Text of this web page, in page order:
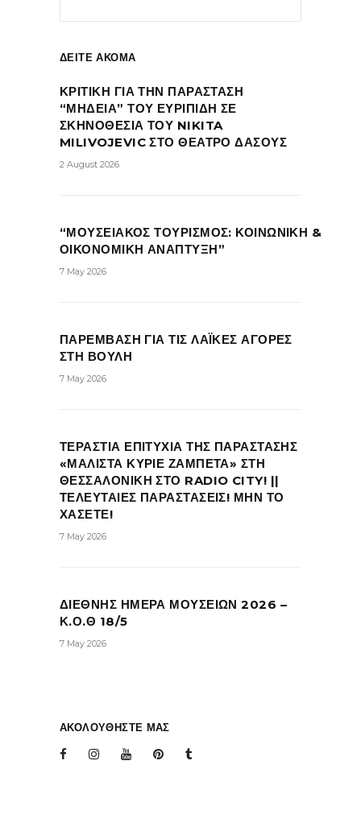
ΔΕΙΤΕ ΑΚΟΜΑ
ΚΡΙΤΙΚΗ ΓΙΑ ΤΗΝ ΠΑΡΑΣΤΑΣΗ
“ΜΗΔΕΙΑ” ΤΟΥ ΕΥΡΙΠΙΔΗ ΣΕ
ΣΚΗΝΟΘΕΣΙΑ ΤΟΥ NIKITA
MILIVOJEVIC ΣΤΟ ΘΕΑΤΡΟ ΔΑΣΟΥΣ
2 August 2026
“ΜΟΥΣΕΙΑΚΟΣ ΤΟΥΡΙΣΜΟΣ: ΚΟΙΝΩΝΙΚΗ &
ΟΙΚΟΝΟΜΙΚΗ ΑΝΑΠΤΥΞΗ”
7 May 2026
ΠΑΡΕΜΒΑΣΗ ΓΙΑ ΤΙΣ ΛΑΪΚΕΣ ΑΓΟΡΕΣ
ΣΤΗ ΒΟΥΛΗ
7 May 2026
ΤΕΡΑΣΤΙΑ ΕΠΙΤΥΧΙΑ ΤΗΣ ΠΑΡΑΣΤΑΣΗΣ
«ΜΑΛΙΣΤΑ ΚΥΡΙΕ ΖΑΜΠΕΤΑ» ΣΤΗ
ΘΕΣΣΑΛΟΝΙΚΗ ΣΤΟ RADIO CITY! ||
ΤΕΛΕΥΤΑΙΕΣ ΠΑΡΑΣΤΑΣΕΙΣ! ΜΗΝ ΤΟ
ΧΑΣΕΤΕ!
7 May 2026
ΔΙΕΘΝΗΣ ΗΜΕΡΑ ΜΟΥΣΕΙΩΝ 2026 –
Κ.Ο.Θ 18/5
7 May 2026
ΑΚΟΛΟΥΘΗΣΤΕ ΜΑΣ